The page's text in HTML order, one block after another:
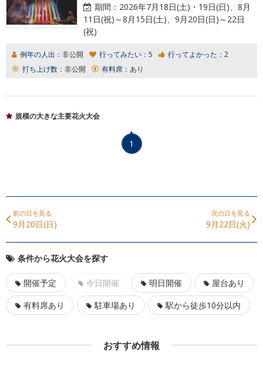
期間： 2026年7月18日(土)・19日(日)、8月
11日(祝)～8月15日(土)、9月20日(日)～22日
(祝)
例年の人出： 非公開 行ってみたい： 5 行ってよかった： 2
打ち上げ数： 非公開 有料席： あり
規模の大きな主要花火大会
1
前の日を見る
9月20日(日)
次の日を見る
9月22日(火)
条件から花火大会を探す
開催予定 今日開催 明日開催
屋台あり
有料席あり
駐車場あり 駅から徒歩10分以内
おすすめ情報